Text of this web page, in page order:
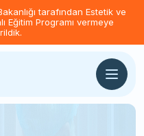
tarafından Estetik ve
Eğitim Programı vermeye